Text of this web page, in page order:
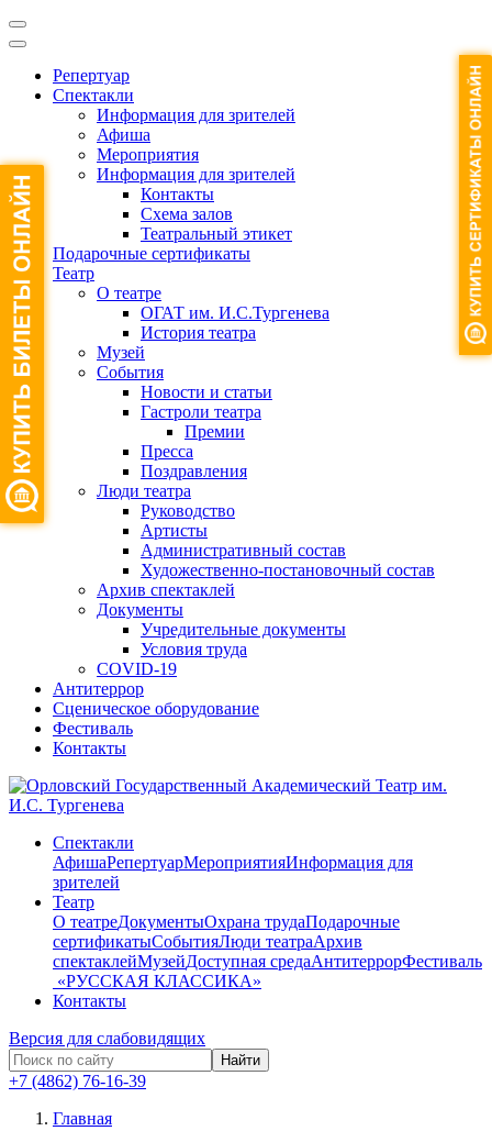
Репертуар
Спектакли
Информация для зрителей
Афиша
Мероприятия
Информация для зрителей
Контакты
Схема залов
Театральный этикет
Подарочные сертификаты
Театр
О театре
ОГАТ им. И.С.Тургенева
История театра
Музей
События
Новости и статьи
Гастроли театра
Премии
Пресса
Поздравления
Люди театра
Руководство
Артисты
Административный состав
Художественно-постановочный состав
Архив спектаклей
Документы
Учредительные документы
Условия труда
COVID-19
Антитеррор
Сценическое оборудование
Фестиваль
Контакты
Спектакли
АфишаРепертуарМероприятияИнформация для
зрителей
Театр
О театреДокументыОхрана трудаПодарочные
сертификатыСобытияЛюди театраАрхив
спектаклейМузейДоступная средаАнтитеррорФестиваль
​ «РУССКАЯ КЛАССИКА»
Контакты
Версия для слабовидящих
Найти
+7 (4862) 76-16-39
Главная